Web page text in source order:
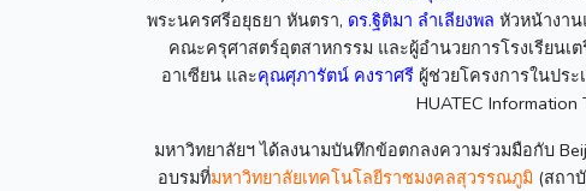
พระนครศรีอยุธยา หันตรา, ดร.ฐิติมา ลำเลียงพล หัวหน้างา
คณะครุศาสตร์อุตสาหกรรม และผู้อำนวยการโรงเรียนเ
อาเซียน และคุณศุภารัตน์ คงราศรี ผู้ช่วยโครงการในปร
HUATEC
มหาวิทยาลัยฯ ได้ลงนามบันทึกข้อตกลงความร่วมมือกับ
อบรมที่มหาวิทยาลัยเทคโนโลยีราชมงคลสุวรรณภูมิ (สถา